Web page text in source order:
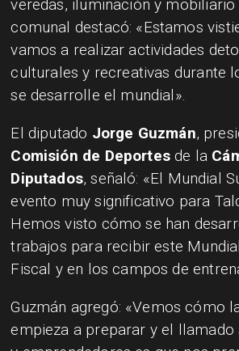
veredas, iluminación y mobiliario
comunal destacó: «Estamos
vamos a realizar actividades
culturales y recreativas durante
se desarrolle el mundial».
El diputado Jorge Guzmán,
Comisión de Deportesde la
Diputados, señaló: «El Mundial
evento muy significativo para
Hemos visto cómo se han
trabajos para recibir este
Fiscal y en los campos de
Guzmán agregó: «Vemos cómo
empieza a preparar y el llamado